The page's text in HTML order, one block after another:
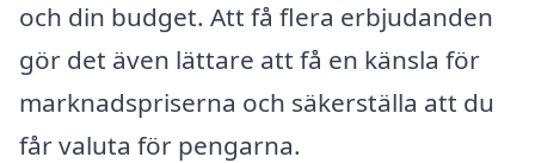
och din budget. Att få flera erbjudanden
gör det även lättare att få en känsla för
marknadspriserna och säkerställa att du
får valuta för pengarna.